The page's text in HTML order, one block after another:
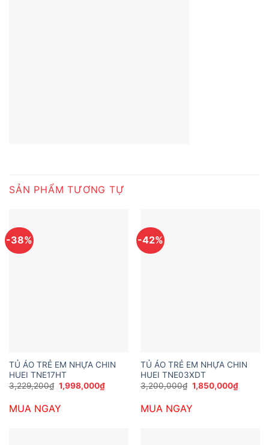
SẢN PHẨM TƯƠNG TỰ
-38%
TỦ ÁO TRẺ EM NHỰA CHIN
HUEI TNE17HT
3,229,200₫ Giá
gốc
3,229,200₫.
1,998,000₫Giá
hiện
MUA NGAY
-42%
TỦ ÁO TRẺ EM NHỰA CHIN
HUEI TNE03XDT
3,200,000₫ Giá
gốc
3,200,000₫.
1,850,000₫Giá
hiện
MUA NGAY